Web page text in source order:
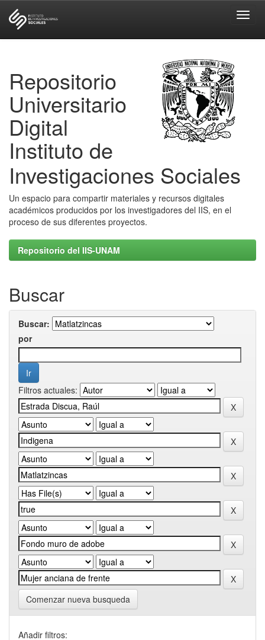
Repositorio
Universitario
Digital
Instituto de
Investigaciones Sociales
Un espacio para compartir materiales y recursos digitales
académicos producidos por los investigadores del IIS, en el
proceso de sus diferentes proyectos.
Repositorio del IIS-UNAM
Buscar
Buscar:
por
Filtros actuales:
Comenzar nueva busqueda
Añadir filtros: